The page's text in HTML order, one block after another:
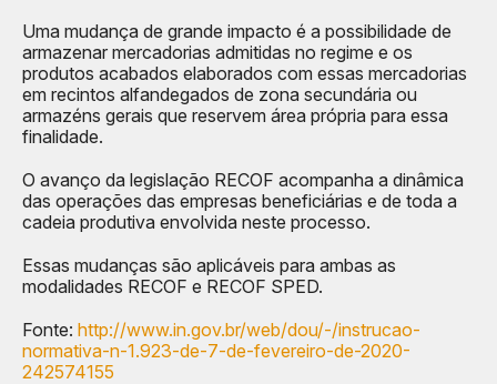
Uma mudança de grande impacto é a possibilidade de
armazenar mercadorias admitidas no regime e os
produtos acabados elaborados com essas mercadorias
em recintos alfandegados de zona secundária ou
armazéns gerais que reservem área própria para essa
finalidade.
O avanço da legislação RECOF acompanha a dinâmica
das operações das empresas beneficiárias e de toda a
cadeia produtiva envolvida neste processo.
Essas mudanças são aplicáveis para ambas as
modalidades RECOF e RECOF SPED.
Fonte: http://www.in.gov.br/web/dou/-/instrucao-
normativa-n-1.923-de-7-de-fevereiro-de-2020-
242574155